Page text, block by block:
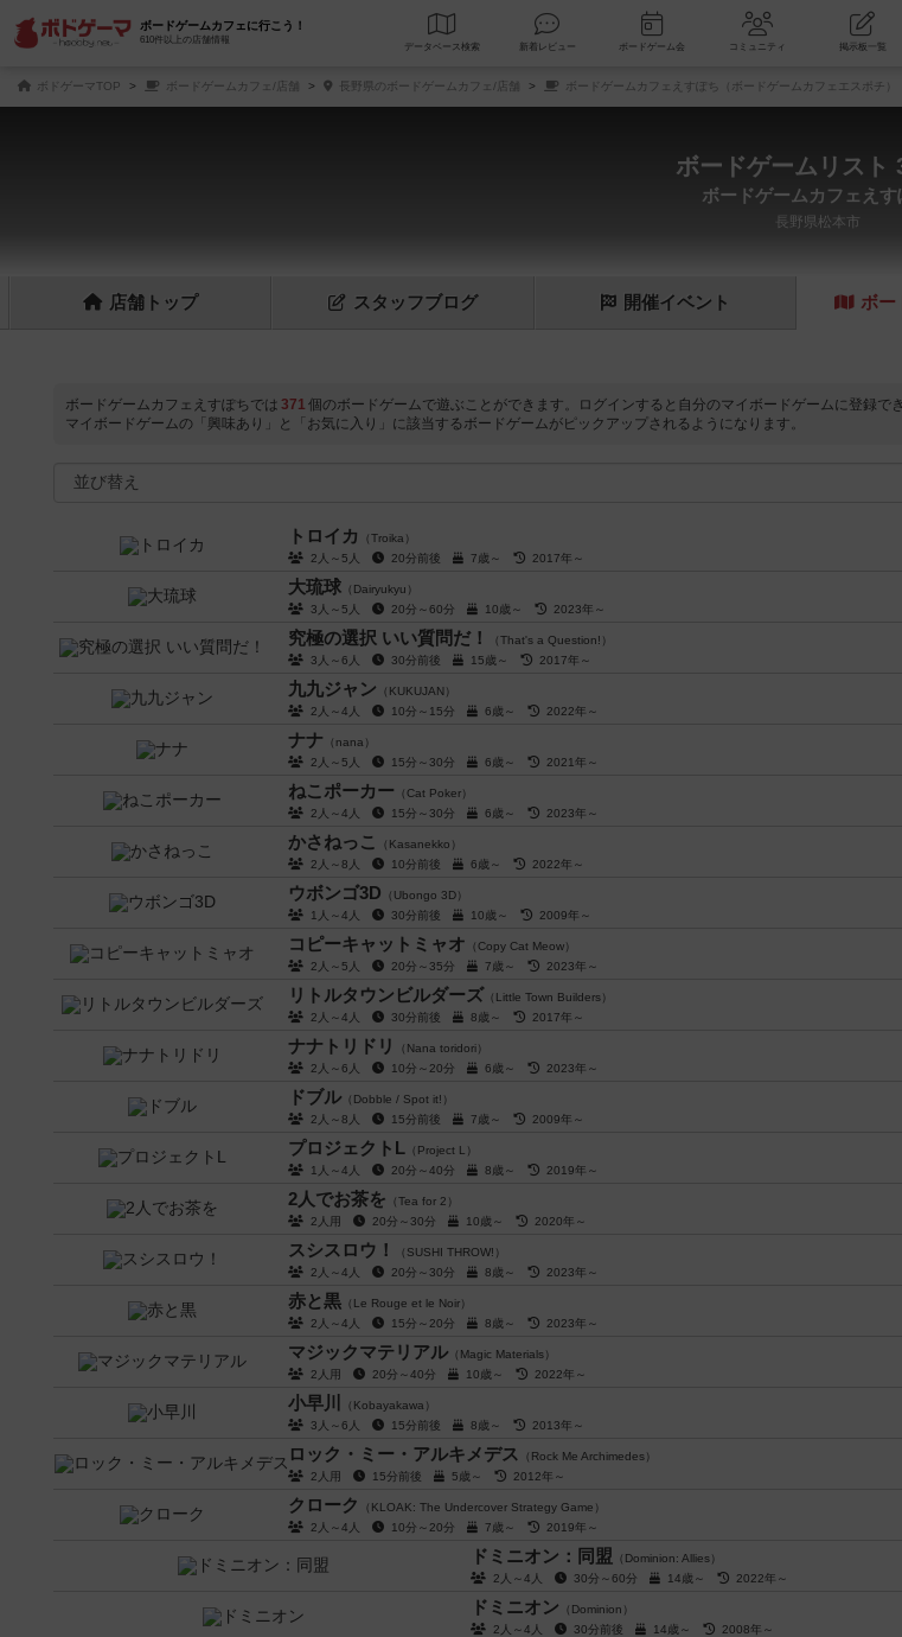
ボードゲームカフェに行こう！
610件以上の店舗情報
データベース 検索 新着レビュー ボードゲーム会 コミュニティ
ボドゲーマTOP ボードゲームカフェ/店舗 長野県のボードゲームカフェ/店舗 ボードゲームカフェえすぽち（ボードゲームカフェエスポチ）
ボードゲームリスト
ボードゲームカフェえす
長野県松本市
店舗 トップ スタッフブログ 開催イベント ボー
ボードゲームカフェえすぽちでは 371 個のボードゲームで遊ぶことができます。ログインすると自分のマイボードゲームに登録で
マイボードゲームの「興味あり」と「お気に入り」に該当するボードゲームがピックアップされるようになります。
トロイカ
（Troika）
2人～5人
20分前後 7歳～ 2017年～
大琉球 （Dairyukyu）
3人～5人
20分～60分 10歳～ 2023年～
究極の選択 いい質問だ！
（That's a Question!）
3人～6人
30分前後 15歳～ 2017年～
九九ジャン （KUKUJAN）
2人～4人
10分～15分 6歳～ 2022年～
ナナ （nana）
2人～5人
15分～30分 6歳～ 2021年～
ねこポーカー （Cat Poker）
2人～4人
15分～30分 6歳～ 2023年～
かさねっこ
（Kasanekko）
2人～8人
10分前後 6歳～ 2022年～
ウボンゴ3D （Ubongo 3D）
1人～4人
30分前後 10歳～ 2009年～
コピーキャットミャオ （Copy Cat Meow）
2人～5人
20分～35分 7歳～ 2023年～
リトルタウンビルダーズ （Little Town Builders）
2人～4人
30分前後 8歳～ 2017年～
ナナトリドリ
（Nana toridori）
2人～6人
10分～20分 6歳～ 2023年～
ドブル （Dobble / Spot it!）
2人～8人
15分前後 7歳～ 2009年～
プロジェクトL （Project L）
1人～4人
20分～40分 8歳～ 2019年～
2人でお茶を （Tea for 2）
2人用
20分～30分 10歳～ 2020年～
スシスロウ！
（SUSHI THROW!）
2人～4人
20分～30分 8歳～ 2023年～
赤と黒 （Le Rouge et le Noir）
2人～4人
15分～20分 8歳～ 2023年～
マジックマテリアル （Magic Materials）
2人用
20分～40分 10歳～ 2022年～
小早川
（Kobayakawa）
3人～6人
15分前後 8歳～ 2013年～
ロック・ミー・アルキメデス
（Rock Me Archimedes）
2人用
15分前後 5歳～ 2012年～
クローク
（KLOAK: The Undercover Strategy Game）
2人～4人
10分～20分 7歳～ 2019年～
ドミニオン：同盟 （Dominion: Allies）
2人～4人
30分～60分 14歳～ 2022年～
ドミニオン （Dominion）
2人～4人
30分前後 14歳～ 2008年～